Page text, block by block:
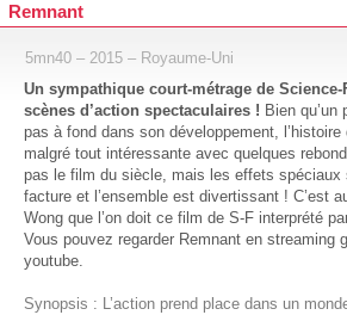
Remnant
5mn40 – 2015 – Royaume-Uni
Un sympathique court-métrage de
scènes d’action spectaculaires ! Bien qu’un
pas à fond dans son développement,
malgré tout intéressante avec quelques
pas le film du siècle, mais les effets spéciaux
facture et l’ensemble est divertissant ! C’est
Wong que l’on doit ce film de S-F interprété
Vous pouvez regarder Remnant en streaming
youtube.
Synopsis : L’action prend place dans un